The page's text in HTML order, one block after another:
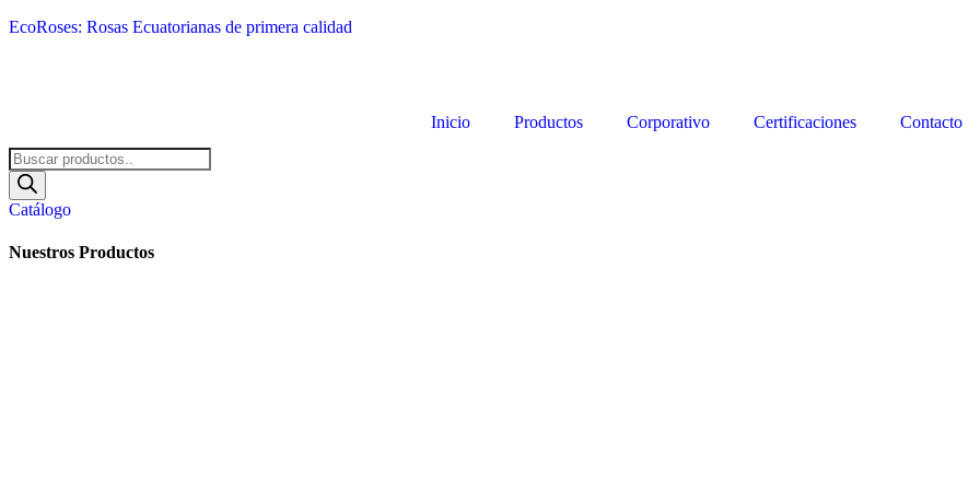
EcoRoses: Rosas Ecuatorianas de primera calidad
Inicio Productos Corporativo Certificaciones
Contacto
Búsqueda
de
productos
Catálogo
Nuestros Productos